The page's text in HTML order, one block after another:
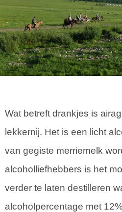
Wat betreft drankjes is
lekkernij. Het is een licht
van gegiste merriemelk
alcoholliefhebbers is het
verder te laten destilleren
alcoholpercentage met